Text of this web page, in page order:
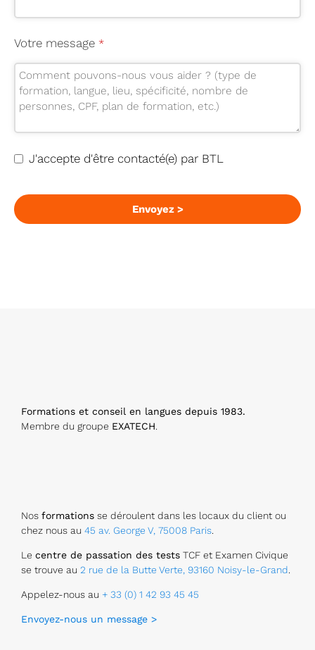
Votre message *
J'accepte d'être contacté(e) par BTL
Envoyez >
Formations et conseil en langues depuis 1983.
Membre du groupe EXATECH.
Nos formations se déroulent dans les locaux du client ou
chez nous au 45 av. George V, 75008 Paris.
Le centre de passation des tests TCF et Examen Civique
se trouve au 2 rue de la Butte Verte, 93160 Noisy-le-Grand.
Appelez-nous au + 33 (0) 1 42 93 45 45
Envoyez-nous un message >